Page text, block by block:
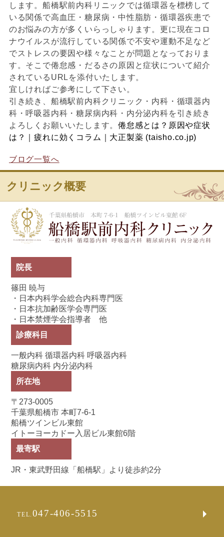
します。船橋駅前内科リニックでは循環器を標榜して
いる関係で高血圧・糖尿病・中性脂肪・循環器疾患で
のお悩みの方が多くいらっしゃります。更に現在コロ
ナウイルスが流行している関係で不安や運動不足など
でストレスの要因や様々なことが問題となっておりま
す。そこで倦怠感・だるさの原因と症状について紹介
されているURLを添付いたします。
宜しければご参考にして下さい。
引き続き、船橋駅前内科クリニック・内科・循環器内
科・呼吸器内科・糖尿病内科・内分泌内科を引き続き
よろしくお願いいたします。倦怠感とは？原因や症状
は？｜疲れに効くコラム｜大正製薬 (taisho.co.jp)
ブログ一覧へ
クリニック概要
院長
篠田 暁与
・日本内科学会総合内科専門医
・日本抗加齢医学会専門医
・日本禁煙学会指導者 他
診療科目
一般内科 循環器内科 呼吸器内科
糖尿病内科 内分泌内科
所在地
〒273-0005
千葉県船橋市 本町7-6-1
船橋ツインビル東館
イトーヨーカドー入居ビル東館6階
最寄駅
JR・東武野田線「船橋駅」より徒歩約2分
TEL. 047-406-5515